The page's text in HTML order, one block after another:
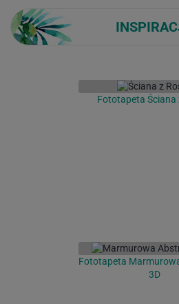
Fototapeta Ściana
Fototapeta
3D